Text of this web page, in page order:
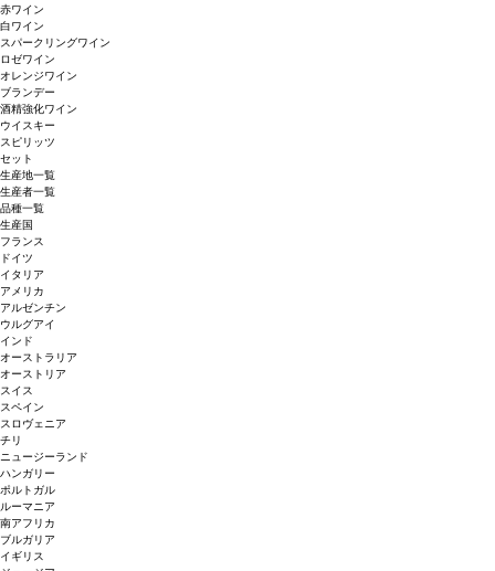
赤ワイン
白ワイン
スパークリングワイン
ロゼワイン
オレンジワイン
ブランデー
酒精強化ワイン
ウイスキー
スピリッツ
セット
生産地一覧
生産者一覧
品種一覧
生産国
フランス
ドイツ
イタリア
アメリカ
アルゼンチン
ウルグアイ
インド
オーストラリア
オーストリア
スイス
スペイン
スロヴェニア
チリ
ニュージーランド
ハンガリー
ポルトガル
ルーマニア
南アフリカ
ブルガリア
イギリス